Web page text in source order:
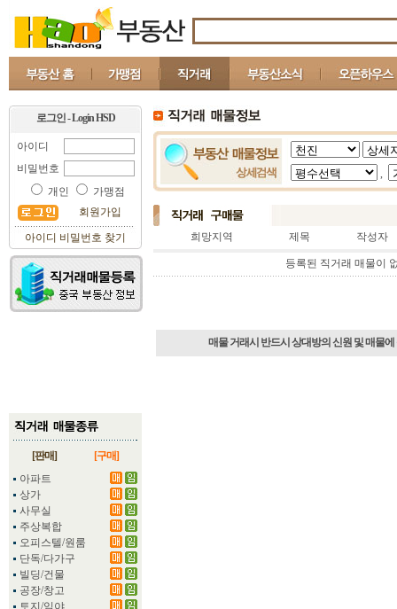
로그인 - Login HSD
아이디
비밀번호
개인
가맹점
회원가입
아이디 비밀번호 찾기
[판매]
[구매]
아파트
상가
사무실
주상복합
오피스텔/원룸
단독/다가구
빌딩/건물
공장/창고
토지/임야
,
희망지역 제목 작성자
등록된 직거래 매물이
매물 거래시 반드시 상대방의 신원 및 매물